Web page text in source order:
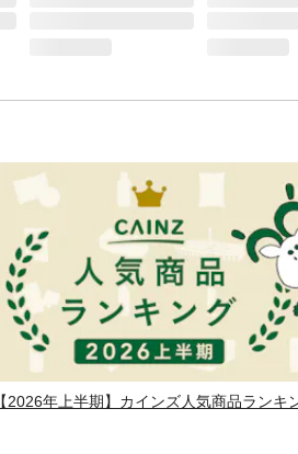
【2026年上半期】カインズ人気商品ランキ